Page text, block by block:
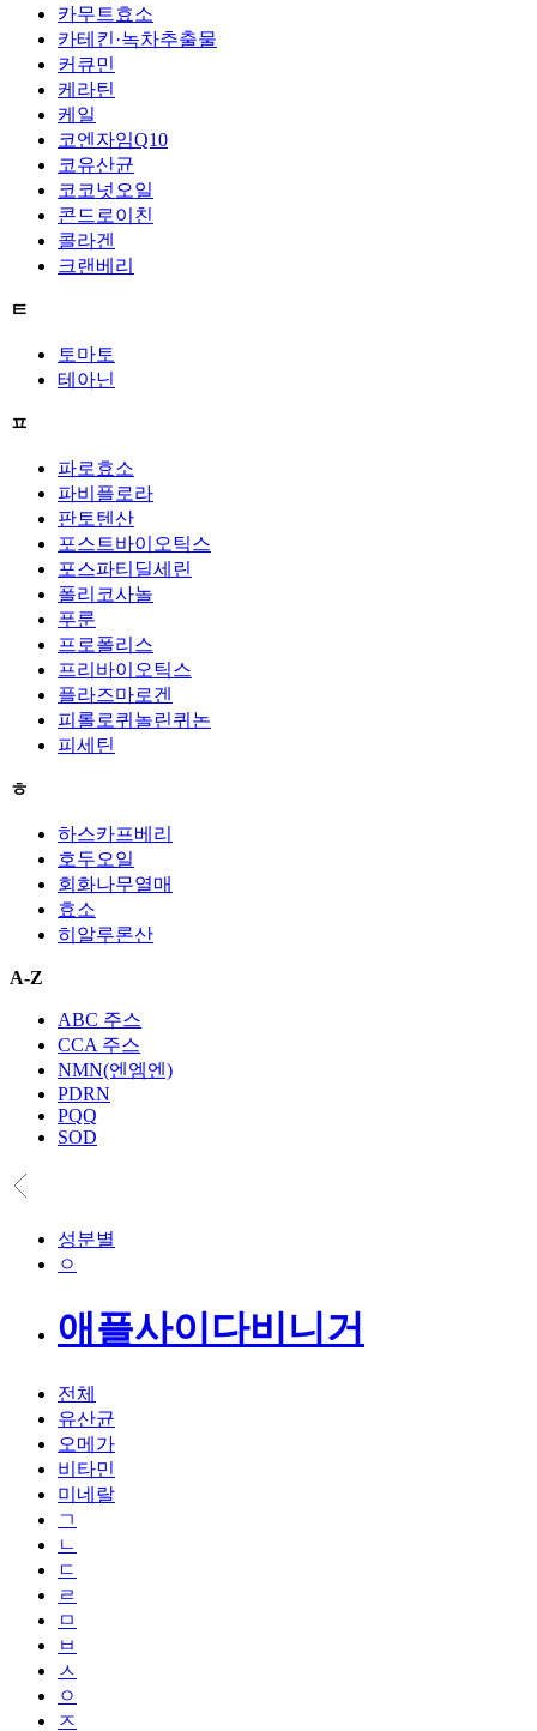
카무트효소
카테킨·녹차추출물
커큐민
케라틴
케일
코엔자임Q10
코유산균
코코넛오일
콘드로이친
콜라겐
크랜베리
ㅌ
토마토
테아닌
ㅍ
파로효소
파비플로라
판토텐산
포스트바이오틱스
포스파티딜세린
폴리코사놀
푸룬
프로폴리스
프리바이오틱스
플라즈마로겐
피롤로퀴놀린퀴논
피세틴
ㅎ
하스카프베리
호두오일
회화나무열매
효소
히알루론산
A-Z
ABC 주스
CCA 주스
NMN(엔엠엔)
PDRN
PQQ
SOD
성분별
ㅇ
애플사이다비니거
전체
유산균
오메가
비타민
미네랄
ㄱ
ㄴ
ㄷ
ㄹ
ㅁ
ㅂ
ㅅ
ㅇ
ㅈ